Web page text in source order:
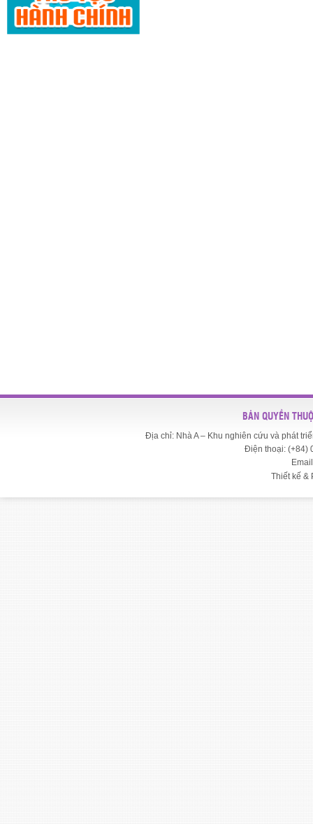
BẢN QUYỀN
Địa chỉ: Nhà A – Khu nghiên cứu và phát
Điện thoại: (+84)
Thiết kế &